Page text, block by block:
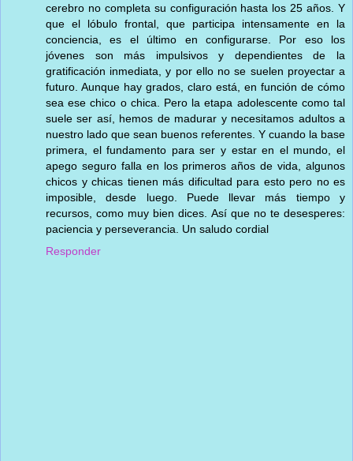
cerebro no completa su configuración hasta los 25 años. Y
que el lóbulo frontal, que participa intensamente en la
conciencia, es el último en configurarse. Por eso los
jóvenes son más impulsivos y dependientes de la
gratificación inmediata, y por ello no se suelen proyectar a
futuro. Aunque hay grados, claro está, en función de cómo
sea ese chico o chica. Pero la etapa adolescente como tal
suele ser así, hemos de madurar y necesitamos adultos a
nuestro lado que sean buenos referentes. Y cuando la base
primera, el fundamento para ser y estar en el mundo, el
apego seguro falla en los primeros años de vida, algunos
chicos y chicas tienen más dificultad para esto pero no es
imposible, desde luego. Puede llevar más tiempo y
recursos, como muy bien dices. Así que no te desesperes:
paciencia y perseverancia. Un saludo cordial
Responder